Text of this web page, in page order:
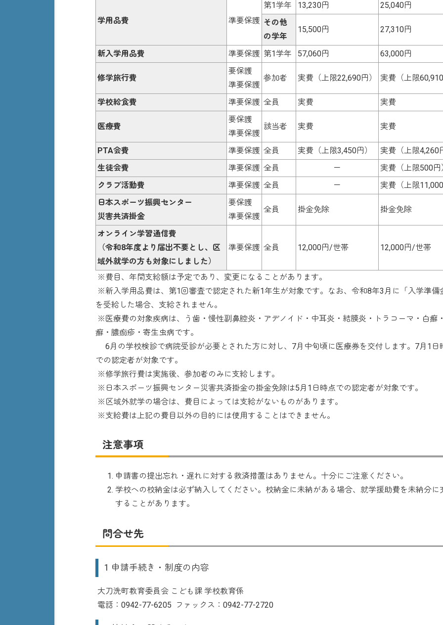
学用品費 準要保護
第1学年 13,230円
25,040円
その他
の学年
15,500円 27,310円
新入学用品費 準要保護 第1学年 57,060円 63,000円
修学旅行費
要保護
準要保護
参加者 実費（上限22,690円） 実費（上限
学校給食費 準要保護 全員 実費 実費
医療費
要保護
準要保護
該当者 実費 実費
PTA会費 準要保護 全員 実費（上限3,450円）
実費（上限4,260
生徒会費
準要保護 全員 －
実費（上限500円
クラブ活動費
準要保護 全員 －
実費（上限
日本スポーツ振興センター
災害共済掛金
要保護
準要保護
全員 掛金免除 掛金免除
オンライン学習通信費
（令和8年度より届出不要とし、区
域外就学の方も対象にしました）
準要保護 全員 12,000円/世帯 12,000円/世帯
※費目、年間支給額は予定であり、変更になることがあります。
※新入学用品費は、第1回審査で認定された新1年生が対象です。なお、令和8年3月に「入学準備
を受給した場合、支給されません。
※医療費の対象疾病は、う歯・慢性副鼻腔炎・アデノイド・中耳炎・結膜炎・トラコーマ・白癬
癬・膿痂疹・寄生虫病です。
6月の学校検診で病院受診が必要とされた方に対し、7月中旬頃に医療券を交付します。7月1日
での認定者が対象です。
※修学旅行費は実施後、参加者のみに支給します。
※日本スポーツ振興センター災害共済掛金の掛金免除は5月1日時点での認定者が対象です。
※区域外就学の場合は、費目によっては支給がないものがあります。
※支給費は上記の費目以外の目的には使用することはできません。
注意事項
申請書の提出忘れ・遅れに対する救済措置はありません。十分にご注意ください。
学校への校納金は必ず納入してください。校納金に未納がある場合、就学援助費を未納分に
することがあります。
問合せ先
1 申請手続き・制度の内容
大刀洗町教育委員会 こども課 学校教育係
電話：0942-77-6205 ファックス：0942-77-2720